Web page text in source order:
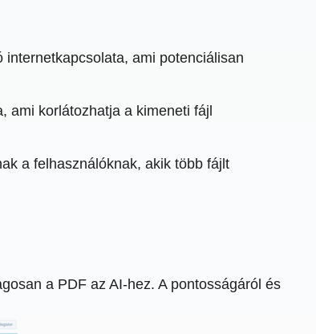
ami potenciálisan
ami korlátozhatja a kimeneti fájl
a felhasználóknak, akik több fájlt
a PDF az AI-hez. A pontosságáról és